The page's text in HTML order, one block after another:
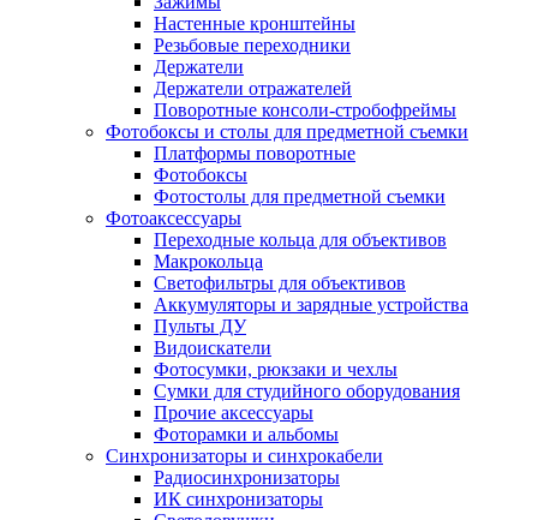
Настенные кронштейны
Резьбовые переходники
Держатели
Держатели отражателей
Поворотные консоли-стробофреймы
Фотобоксы и столы для предметной съемки
Платформы поворотные
Фотобоксы
Фотостолы для предметной съемки
Фотоаксессуары
Переходные кольца для объективов
Макрокольца
Светофильтры для объективов
Аккумуляторы и зарядные устройства
Пульты ДУ
Видоискатели
Фотосумки, рюкзаки и чехлы
Сумки для студийного оборудования
Прочие аксессуары
Фоторамки и альбомы
Синхронизаторы и синхрокабели
Радиосинхронизаторы
ИК синхронизаторы